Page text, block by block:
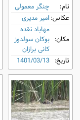
نام:
چنگر معمولی
عکاس:امیر مدیری
مکان:
مهاباد نقده
بوکان سولدوز
کانی برازان
تاریخ: 1401/03/13